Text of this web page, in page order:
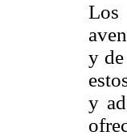
y
y